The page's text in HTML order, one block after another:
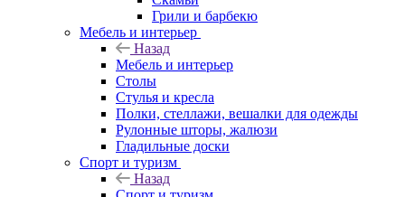
Грили и барбекю
Мебель и интерьер
Назад
Мебель и интерьер
Столы
Стулья и кресла
Полки, стеллажи, вешалки для одежды
Рулонные шторы, жалюзи
Гладильные доски
Спорт и туризм
Назад